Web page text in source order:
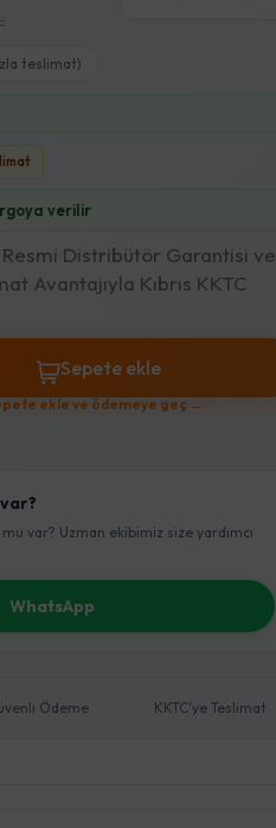
teslimat)
verilir
Resmi Distribütör Garantisi ve
Avantajıyla Kıbrıs KKTC
Sepete ekle
ekle ve ödemeye geç →
var? Uzman ekibimiz size yardımcı
WhatsApp
Ödeme KKTC'ye Teslimat